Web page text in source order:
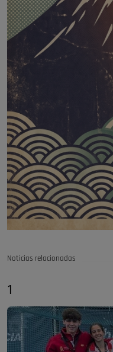
Noticias relacionadas
1